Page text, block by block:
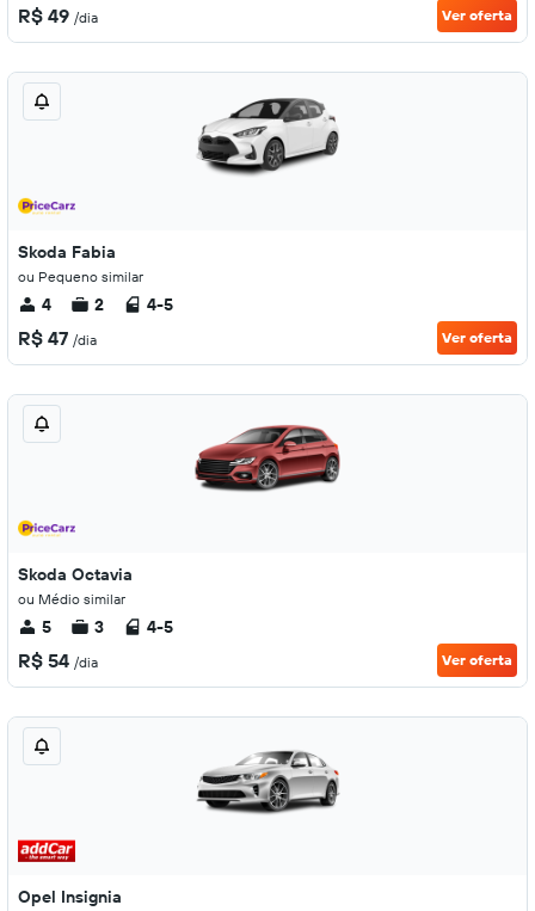
R$ 49 /dia Ver oferta
Skoda Fabia
ou Pequeno similar
4 2 4-5
R$ 47 /dia Ver oferta
Skoda Octavia
ou Médio similar
5 3 4-5
R$ 54 /dia Ver oferta
Opel Insignia